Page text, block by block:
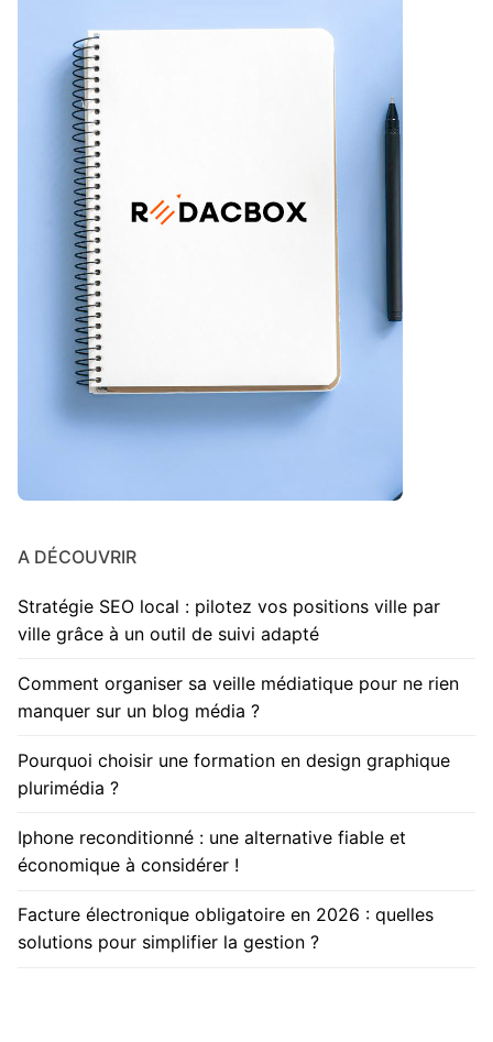
A DÉCOUVRIR
Stratégie SEO local : pilotez vos positions ville par
ville grâce à un outil de suivi adapté
Comment organiser sa veille médiatique pour ne rien
manquer sur un blog média ?
Pourquoi choisir une formation en design graphique
plurimédia ?
Iphone reconditionné : une alternative fiable et
économique à considérer !
Facture électronique obligatoire en 2026 : quelles
solutions pour simplifier la gestion ?